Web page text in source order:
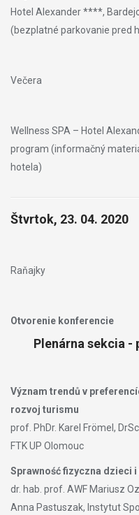
Hotel Alexander ****,
(bezplatné parkovanie pred
Večera
Wellness SPA – Hotel
program (informačný
hotela)
Štvrtok, 23. 04. 2020
Raňajky
Otvorenie konferencie
Plenárna sekcia -
Význam trendů v
rozvoj turismu
prof. PhDr. Karel Frömel,
FTK UP Olomouc
Sprawność fizyczna dzieci
dr. hab. prof. AWF Mariusz
Anna Pastuszak, Instytut